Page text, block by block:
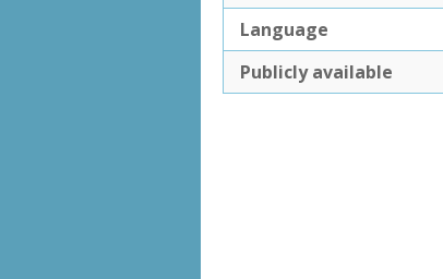
Language
Publicly available